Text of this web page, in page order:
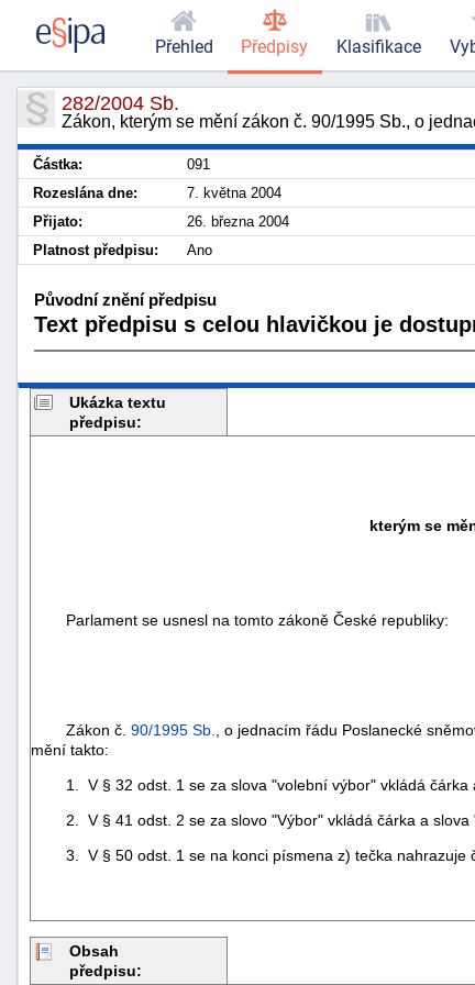
282/2004 Sb.
Zákon, kterým se mění zákon č. 90/1995 Sb., o
Částka: 091
Rozeslána dne:
7. května 2004
Přijato:
26. března 2004
Platnost předpisu:
Ano
Původní znění předpisu
Text předpisu s celou hlavičkou je
Ukázka textu
předpisu:
kterým se
Parlament se usnesl na tomto zákoně České republiky:
Zákon č. 90/1995 Sb. , o jednacím řádu Poslanecké
mění takto:
1. V § 32 odst. 1 se za slova "volební výbor" vkládá čárka
2. V § 41 odst. 2 se za slovo "Výbor" vkládá čárka a slova
3. V § 50 odst. 1 se na konci písmena z) tečka nahrazuje
Obsah
předpisu:
Přehled Předpisy Klasifikace